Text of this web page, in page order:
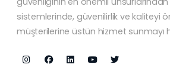
sistemlerinde, güvenilirlik ve kaliteyi
müşterilerine üstün hizmet sunmayı